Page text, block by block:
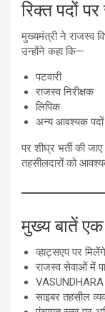
रिक्त पदों पर
मुख्यमंत्री ने राजस्व
उन्होंने कहा कि—
पटवारी
राजस्व निरीक्षक
लिपिक
अन्य आवश्यक पदों
पर शीघ्र भर्ती की
तहसीलदारों को
मुख्य बातें
व्हाट्सएप पर
राजस्व सेवाओं में
VASUNDHARA
साइबर तहसील